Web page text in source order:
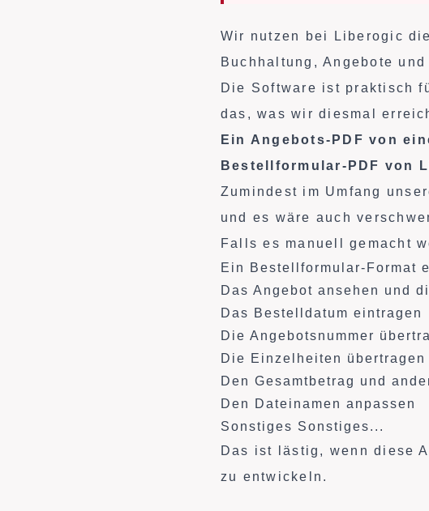
Wir nutzen bei Liberogic
Buchhaltung, Angebote und
Die Software ist praktisch
das, was wir diesmal
Ein Angebots-PDF von
Bestellformular-PDF von
Zumindest im Umfang
und es wäre auch
Falls es manuell gemacht
Ein Bestellformular-Format
Das Angebot ansehen und
Das Bestelldatum eintragen
Die Angebotsnummer
Die Einzelheiten übertragen
Den Gesamtbetrag und
Den Dateinamen anpassen
Sonstiges Sonstiges...
Das ist lästig, wenn diese
zu entwickeln.